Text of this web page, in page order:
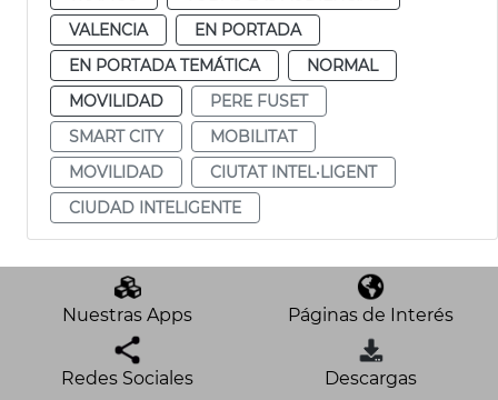
VALENCIA
EN PORTADA
EN PORTADA TEMÁTICA
NORMAL
MOVILIDAD
PERE FUSET
SMART CITY
MOBILITAT
MOVILIDAD
CIUTAT INTEL·LIGENT
CIUDAD INTELIGENTE
Nuestras Apps Páginas de Interés
Redes Sociales Descargas